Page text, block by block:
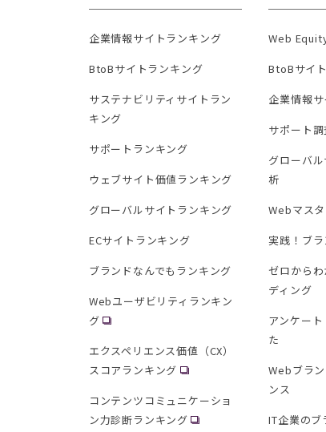
企業情報サイトランキング
BtoBサイトランキング
サステナビリティサイトラン
キング
サポートランキング
ウェブサイト価値ランキング
グローバルサイトランキング
ECサイトランキング
ブランドなんでもランキング
Webユーザビリティランキン
グ
エクスペリエンス価値（CX）
スコアランキング
コンテンツコミュニケーショ
ン力診断ランキング
Web
BtoBサイ
企業情報
サポート
グローバ
析
Webマスタ
実践！ブ
ゼロから
ディング
アンケー
た
Webブラ
ンス
IT企業のブ